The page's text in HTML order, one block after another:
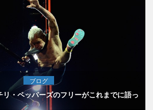
ブログ
リ・ペッパーズのフリーがこれまでに語っ